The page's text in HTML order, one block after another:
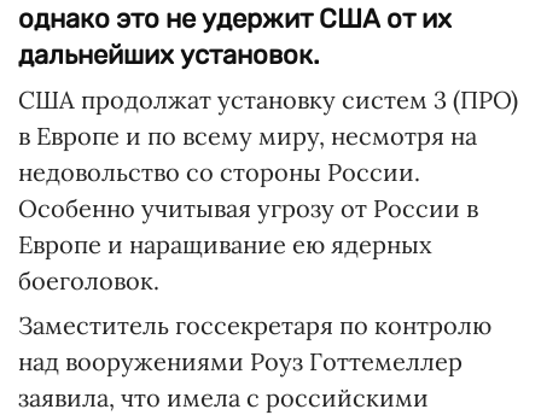
однако это не удержит США от их
дальнейших установок.
США продолжат установку систем 3 (ПРО)
в Европе и по всему миру, несмотря на
недовольство со стороны России.
Особенно учитывая угрозу от России в
Европе и наращивание ею ядерных
боеголовок.
Заместитель госсекретаря по контролю
над вооружениями Роуз Готтемеллер
заявила, что имела с российскими